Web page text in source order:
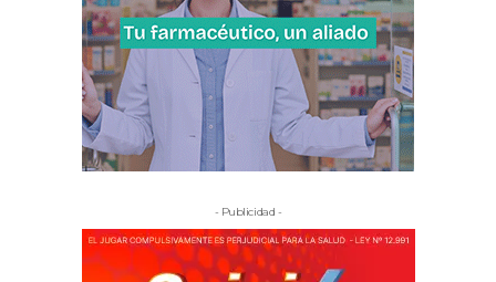
- Publicidad -